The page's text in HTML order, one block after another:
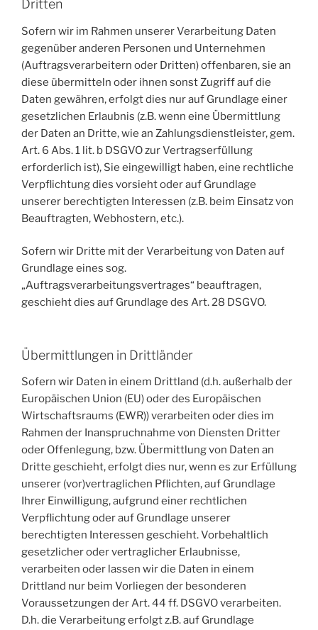
Dritten
Sofern wir im Rahmen unserer Verarbeitung Daten
gegenüber anderen Personen und Unternehmen
(Auftragsverarbeitern oder Dritten) offenbaren, sie an
diese übermitteln oder ihnen sonst Zugriff auf die
Daten gewähren, erfolgt dies nur auf Grundlage einer
gesetzlichen Erlaubnis (z.B. wenn eine Übermittlung
der Daten an Dritte, wie an Zahlungsdienstleister, gem.
Art. 6 Abs. 1 lit. b DSGVO zur Vertragserfüllung
erforderlich ist), Sie eingewilligt haben, eine rechtliche
Verpflichtung dies vorsieht oder auf Grundlage
unserer berechtigten Interessen (z.B. beim Einsatz von
Beauftragten, Webhostern, etc.).
Sofern wir Dritte mit der Verarbeitung von Daten auf
Grundlage eines sog.
„Auftragsverarbeitungsvertrages“ beauftragen,
geschieht dies auf Grundlage des Art. 28 DSGVO.
Übermittlungen in Drittländer
Sofern wir Daten in einem Drittland (d.h. außerhalb der
Europäischen Union (EU) oder des Europäischen
Wirtschaftsraums (EWR)) verarbeiten oder dies im
Rahmen der Inanspruchnahme von Diensten Dritter
oder Offenlegung, bzw. Übermittlung von Daten an
Dritte geschieht, erfolgt dies nur, wenn es zur Erfüllung
unserer (vor)vertraglichen Pflichten, auf Grundlage
Ihrer Einwilligung, aufgrund einer rechtlichen
Verpflichtung oder auf Grundlage unserer
berechtigten Interessen geschieht. Vorbehaltlich
gesetzlicher oder vertraglicher Erlaubnisse,
verarbeiten oder lassen wir die Daten in einem
Drittland nur beim Vorliegen der besonderen
Voraussetzungen der Art. 44 ff. DSGVO verarbeiten.
D.h. die Verarbeitung erfolgt z.B. auf Grundlage